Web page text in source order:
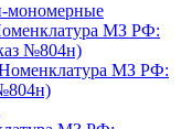
мономерные
МЗ РФ:
№804н)
МЗ РФ: